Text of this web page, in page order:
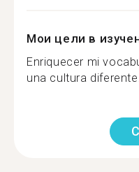
Мои цели в
Enriquecer mi
una cultura